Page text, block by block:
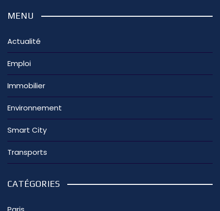
MENU
Actualité
Emploi
Immobilier
Environnement
Smart City
Transports
CATÉGORIES